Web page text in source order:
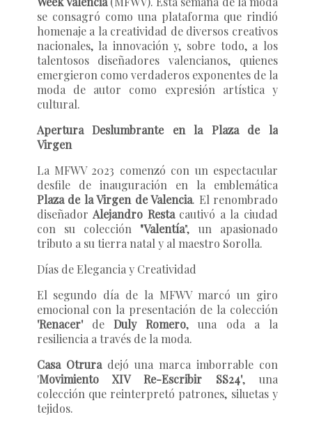
se consagró como una plataforma que rindió
homenaje a la creatividad de diversos creativos
nacionales, la innovación y, sobre todo, a los
talentosos diseñadores valencianos, quienes
emergieron como verdaderos exponentes de la
moda de autor como expresión artística y
cultural.
Apertura Deslumbrante en la Plaza de la
Virgen
La MFWV 2023 comenzó con un espectacular
desfile de inauguración en la emblemática
Plaza de la Virgen de Valencia. El renombrado
diseñadorAlejandro Restacautivó a la ciudad
con su colección "Valentía", un apasionado
tributo a su tierra natal y al maestro Sorolla.
Días de Elegancia y Creatividad
El segundo día de la MFWV marcó un giro
emocional con la presentación de la colección
'Renacer'de Duly Romero, una oda a la
resiliencia a través de la moda.
Casa Otruradejó una marca imborrable con
'Movimiento XIV Re-Escribir SS24', una
colección que reinterpretó patrones, siluetas y
tejidos.